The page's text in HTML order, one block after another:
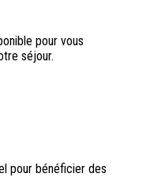
pour vous
séjour.
pour bénéficier des